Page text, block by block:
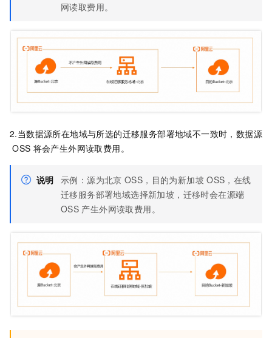
网读取费用。
2.当数据源所在地域与所选的迁移服务部署地域不一致时，数据源
OSS 将会产生外网读取费用。
说明 示例：源为北京 OSS，目的为新加坡 OSS，在线
迁移服务部署地域选择新加坡，迁移时会在源端
OSS 产生外网读取费用。